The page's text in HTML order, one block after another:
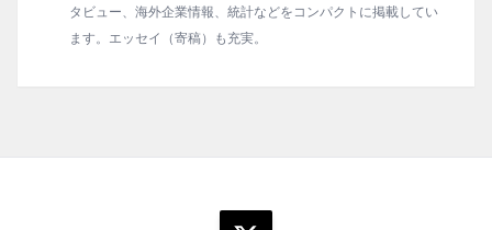
タビュー、海外企業情報、統計などをコンパクトに掲載してい
ます。エッセイ（寄稿）も充実。